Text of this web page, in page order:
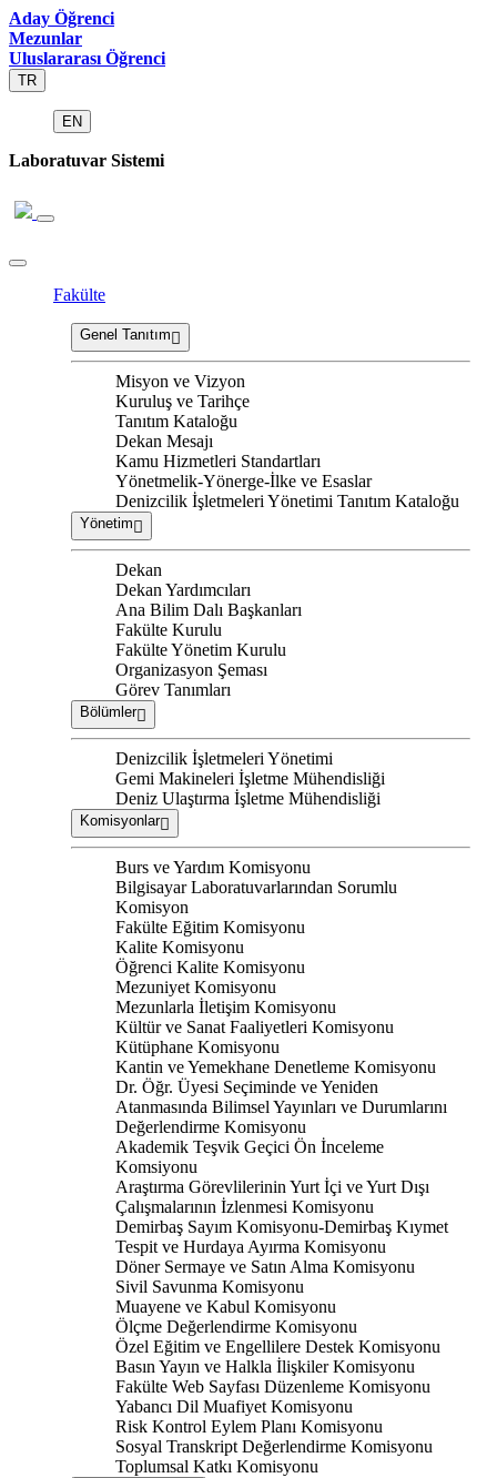
Aday Öğrenci
Mezunlar
Uluslararası Öğrenci
TR
EN
Laboratuvar Sistemi
Fakülte
Genel Tanıtım
Misyon ve Vizyon
Kuruluş ve Tarihçe
Tanıtım Kataloğu
Dekan Mesajı
Kamu Hizmetleri Standartları
Yönetmelik-Yönerge-İlke ve Esaslar
Denizcilik İşletmeleri Yönetimi Tanıtım Kataloğu
Yönetim
Dekan
Dekan Yardımcıları
Ana Bilim Dalı Başkanları
Fakülte Kurulu
Fakülte Yönetim Kurulu
Organizasyon Şeması
Görev Tanımları
Bölümler
Denizcilik İşletmeleri Yönetimi
Gemi Makineleri İşletme Mühendisliği
Deniz Ulaştırma İşletme Mühendisliği
Komisyonlar
Burs ve Yardım Komisyonu
Bilgisayar Laboratuvarlarından Sorumlu
Komisyon
Fakülte Eğitim Komisyonu
Kalite Komisyonu
Öğrenci Kalite Komisyonu
Mezuniyet Komisyonu
Mezunlarla İletişim Komisyonu
Kültür ve Sanat Faaliyetleri Komisyonu
Kütüphane Komisyonu
Kantin ve Yemekhane Denetleme Komisyonu
Dr. Öğr. Üyesi Seçiminde ve Yeniden
Atanmasında Bilimsel Yayınları ve Durumlarını
Değerlendirme Komisyonu
Akademik Teşvik Geçici Ön İnceleme
Komsiyonu
Araştırma Görevlilerinin Yurt İçi ve Yurt Dışı
Çalışmalarının İzlenmesi Komisyonu
Demirbaş Sayım Komisyonu-Demirbaş Kıymet
Tespit ve Hurdaya Ayırma Komisyonu
Döner Sermaye ve Satın Alma Komisyonu
Sivil Savunma Komisyonu
Muayene ve Kabul Komisyonu
Ölçme Değerlendirme Komisyonu
Özel Eğitim ve Engellilere Destek Komisyonu
Basın Yayın ve Halkla İlişkiler Komisyonu
Fakülte Web Sayfası Düzenleme Komisyonu
Yabancı Dil Muafiyet Komisyonu
Risk Kontrol Eylem Planı Komisyonu
Sosyal Transkript Değerlendirme Komisyonu
Toplumsal Katkı Komisyonu